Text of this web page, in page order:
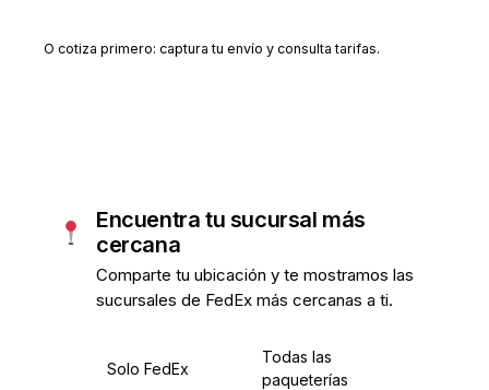
O cotiza primero: captura tu envío y consulta tarifas.
Encuentra tu sucursal más
cercana
Comparte tu ubicación y te mostramos las
sucursales de FedEx más cercanas a ti.
Solo FedEx
Todas las
paqueterías